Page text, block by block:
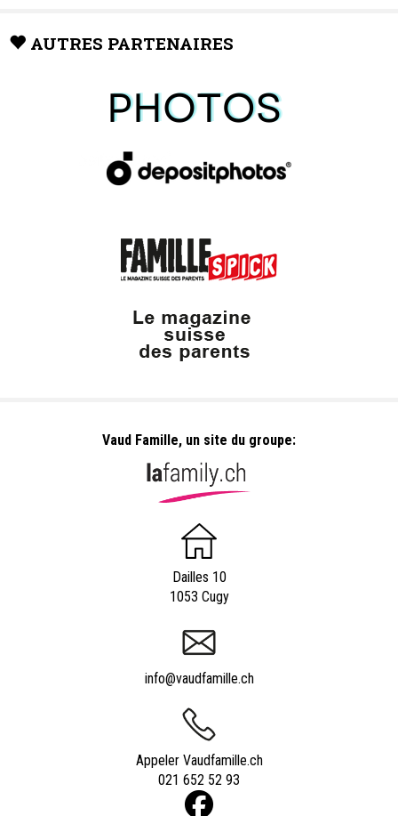
AUTRES PARTENAIRES
Vaud Famille, un site du groupe:
Dailles 10
1053 Cugy
info@vaudfamille.ch
Appeler Vaudfamille.ch
021 652 52 93